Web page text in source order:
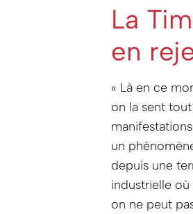
La
en
« Là en ce
on la sent
un
depuis une
industrielle où
on ne peut